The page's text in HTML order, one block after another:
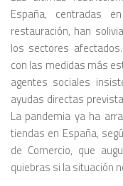
España, centradas
restauración, han
los sectores
con las medidas más
agentes sociales
ayudas directas
La pandemia ya ha
tiendas en España,
de Comercio, que
quiebras si la situación